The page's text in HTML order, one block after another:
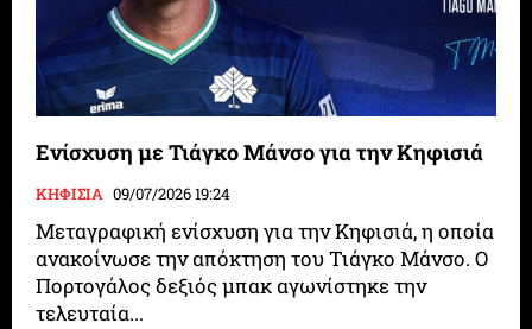
Ενίσχυση με Τιάγκο Μάνσο για την Κηφισιά
ΚΗΦΙΣΙΑ 09/07/2026 19:24
Μεταγραφική ενίσχυση για την Κηφισιά, η οποία
ανακοίνωσε την απόκτηση του Τιάγκο Μάνσο. Ο
Πορτογάλος δεξιός μπακ αγωνίστηκε την
τελευταία...